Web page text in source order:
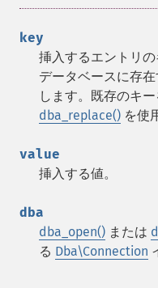
key
挿入するエントリ
データベースに存
します。既存のキ
dba_replace() を使
value
挿入する値。
dba
dba_open() または
る Dba\Connection